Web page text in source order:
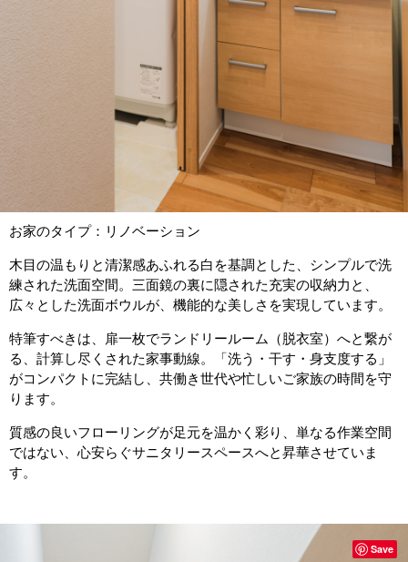
お家のタイプ：リノベーション
木目の温もりと清潔感あふれる白を基調とした、シンプルで洗
練された洗面空間。三面鏡の裏に隠された充実の収納力と、
広々とした洗面ボウルが、機能的な美しさを実現しています。
特筆すべきは、扉一枚でランドリールーム（脱衣室）へと繋が
る、計算し尽くされた家事動線。「洗う・干す・身支度する」
がコンパクトに完結し、共働き世代や忙しいご家族の時間を守
ります。
質感の良いフローリングが足元を温かく彩り、単なる作業空間
ではない、心安らぐサニタリースペースへと昇華させていま
す。
Save